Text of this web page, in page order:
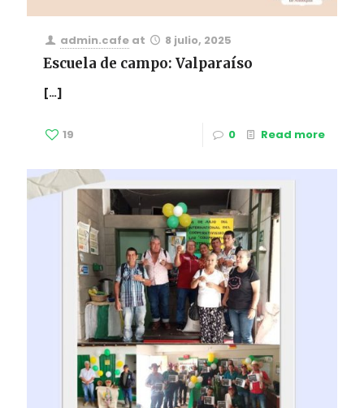
admin.cafe at 8 julio, 2025
Escuela de campo: Valparaíso
[…]
19 0 Read more